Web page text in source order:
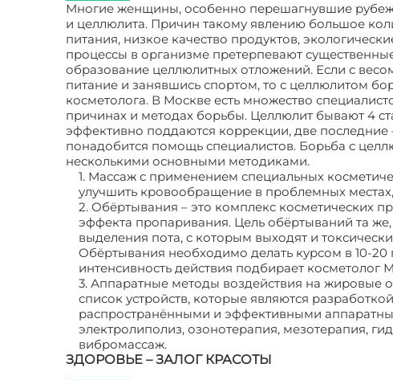
Многие женщины, особенно перешагнувшие рубеж
и целлюлита. Причин такому явлению большое
питания, низкое качество продуктов,
процессы в организме претерпевают
образование целлюлитных отложений. Если с
питание и занявшись спортом, то с целлюлитом
косметолога. В Москве есть множество
причинах и методах борьбы. Целлюлит бывают 4
эффективно поддаются коррекции, две последние
понадобится помощь специалистов. Борьба с
несколькими основными методиками.
1. Массаж с применением специальных
улучшить кровообращение в проблемных
2. Обёртывания – это комплекс косметических
эффекта пропаривания. Цель обёртываний та
выделения пота, с которым выходят и
Обёртывания необходимо делать курсом в 10-20
интенсивность действия подбирает косметолог
3. Аппаратные методы воздействия на
список устройств, которые являются
распространёнными и эффективными
электролиполиз, озонотерапия, мезотерапия,
вибромассаж.
ЗДОРОВЬЕ – ЗАЛОГ КРАСОТЫ